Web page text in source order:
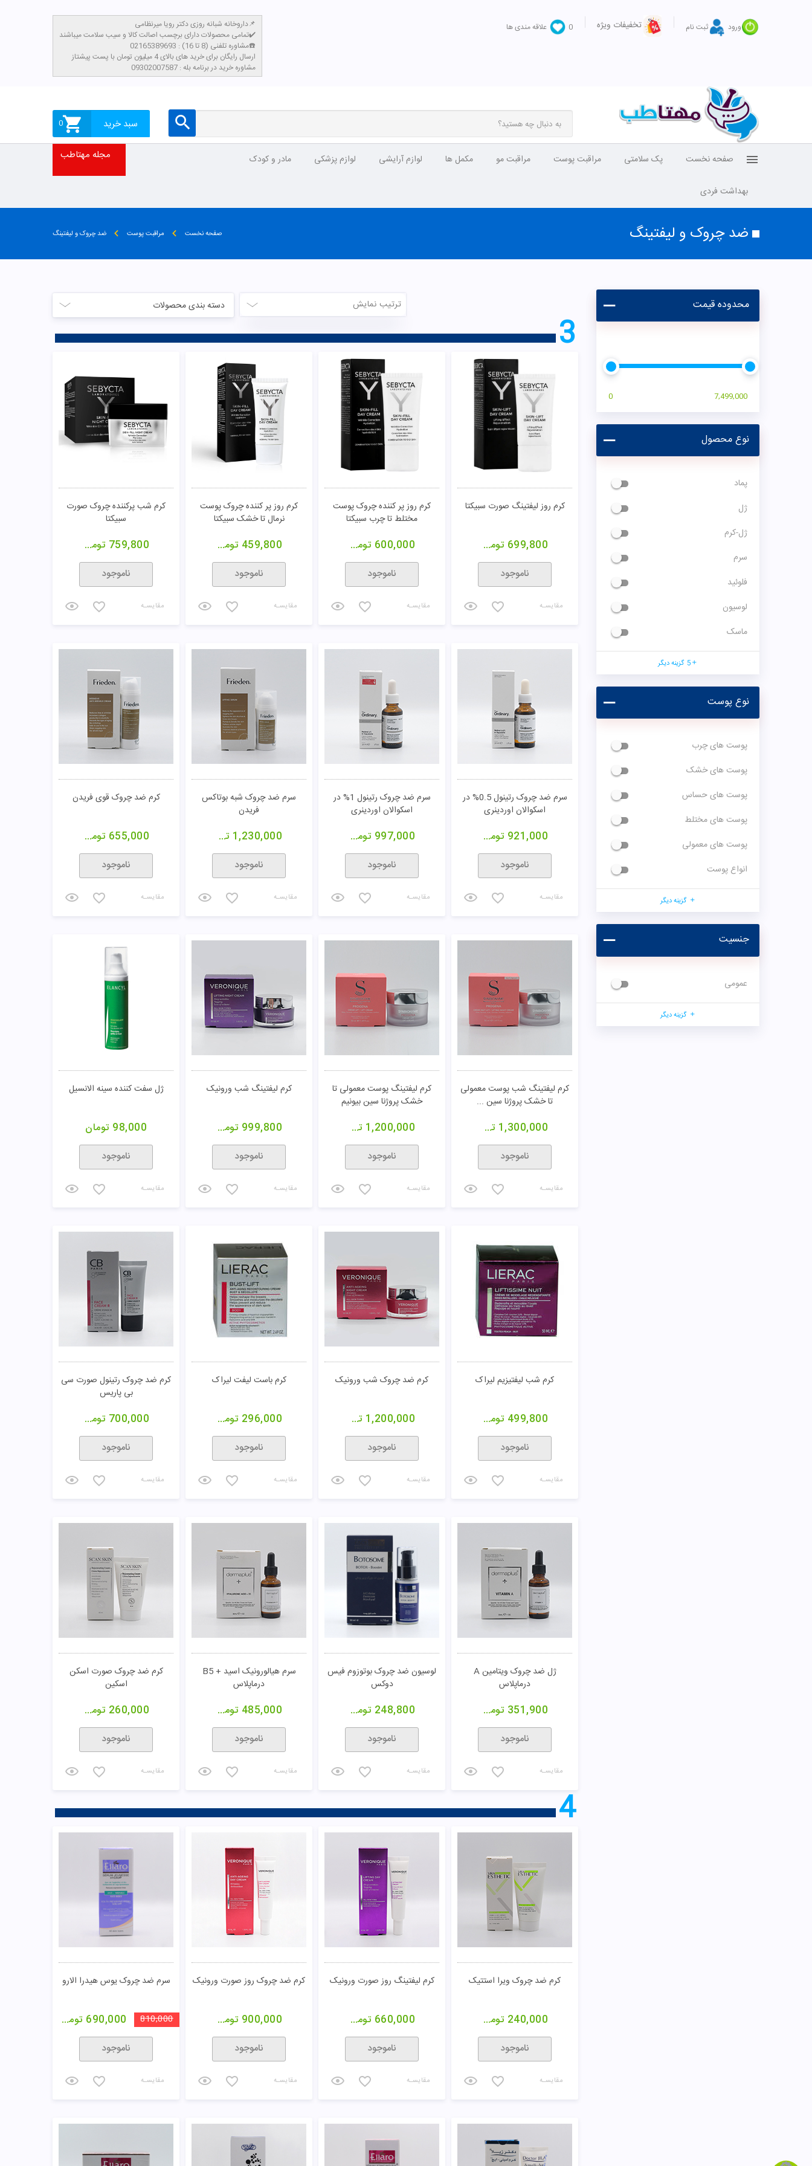
ورود ثبت نام تخفیفات ویژه 0 علاقه مندی ها
داروخانه شبانه روزی دکتر رویا میرنظامی📌
تمامی محصولات دارای برچسب اصالت کالا و سیب سلامت میباشند✔️
مشاوره تلفنی (8 تا 16) : 02165389693☎️
​ارسال رایگان برای خرید های بالای 4 میلیون تومان با پست پیشتاز
مشاوره خرید در برنامه بله : 09302007587
سبد خرید 0
صفحه نخست پک سلامتی مراقبت پوست مراقبت مو مکمل ها لوازم آرایشی لوازم پزشکی مادر و کودک
بهداشت فردی
مجله مهتاطب
ضد چروک و لیفتینگ صفحه نخست مراقبت پوست ضد چروک و لیفتینگ
محدوده قیمت
0 7,499,000
نوع محصول
پماد
ژل
ژل-کرم
سرم
فلوئید
لوسیون
ماسک
5 گزینه دیگر
نوع پوست
پوست های چرب
پوست های خشک
پوست های حساس
پوست های مختلط
پوست های معمولی
انواع پوست
گزینه دیگر
جنسیت
عمومی
گزینه دیگر
دسته بندی محصولات ترتیب نمایش
3
کرم روز لیفتینگ صورت سبیکتا
699,800 تومان
ناموجود
مقایسـه
کرم روز پر کننده چروک پوست
مختلط تا چرب سبیکتا
600,000 تومان
ناموجود
مقایسـه
کرم روز پر کننده چروک پوست
نرمال تا خشک سبیکتا
459,800 تومان
ناموجود
مقایسـه
کرم شب پرکننده چروک صورت
سبیکتا
759,800 تومان
ناموجود
مقایسـه
سرم ضد چروک رتینول 0.5% در
اسکوالان اوردینری
921,000 تومان
ناموجود
مقایسـه
سرم ضد چروک رتینول 1% در
اسکوالان اوردینری
997,000 تومان
ناموجود
مقایسـه
سرم ضد چروک شبه بوتاکس
فریدن
1,230,000 تومان
ناموجود
مقایسـه
کرم ضد چروک قوی فریدن
655,000 تومان
ناموجود
مقایسـه
کرم لیفتینگ شب پوست معمولی
تا خشک پروژنا سین ...
1,300,000 تومان
ناموجود
مقایسـه
کرم لیفتینگ پوست معمولی تا
خشک پروژنا سین بیونیم
1,200,000 تومان
ناموجود
مقایسـه
کرم لیفتینگ شب ورونیک
999,800 تومان
ناموجود
مقایسـه
ژل سفت کننده سینه الانسیل
98,000 تومان
ناموجود
مقایسـه
کرم شب لیفتیزیم لیراک
499,800 تومان
ناموجود
مقایسـه
کرم ضد چروک شب ورونیک
1,200,000 تومان
ناموجود
مقایسـه
کرم باست لیفت لیراک
296,000 تومان
ناموجود
مقایسـه
کرم ضد چروک رتینول صورت سی
بی پاریس
700,000 تومان
ناموجود
مقایسـه
ژل ضد چروک ویتامین A
درماپلاس
351,900 تومان
ناموجود
مقایسـه
لوسیون ضد چروک بوتوزوم فیس
دوکس
248,800 تومان
ناموجود
مقایسـه
سرم هیالورونیک اسید + B5
درماپلاس
485,000 تومان
ناموجود
مقایسـه
کرم ضد چروک صورت اسکن
اسکین
260,000 تومان
ناموجود
مقایسـه
4
کرم ضد چروک ویرا استتیک
240,000 تومان
ناموجود
مقایسـه
کرم لیفتینگ روز صورت ورونیک
660,000 تومان
ناموجود
مقایسـه
کرم ضد چروک روز صورت ورونیک
900,000 تومان
ناموجود
مقایسـه
سرم ضد چروک یوس هیدرا الارو
810,000
690,000 تومان
ناموجود
مقایسـه
تومان مشاهده